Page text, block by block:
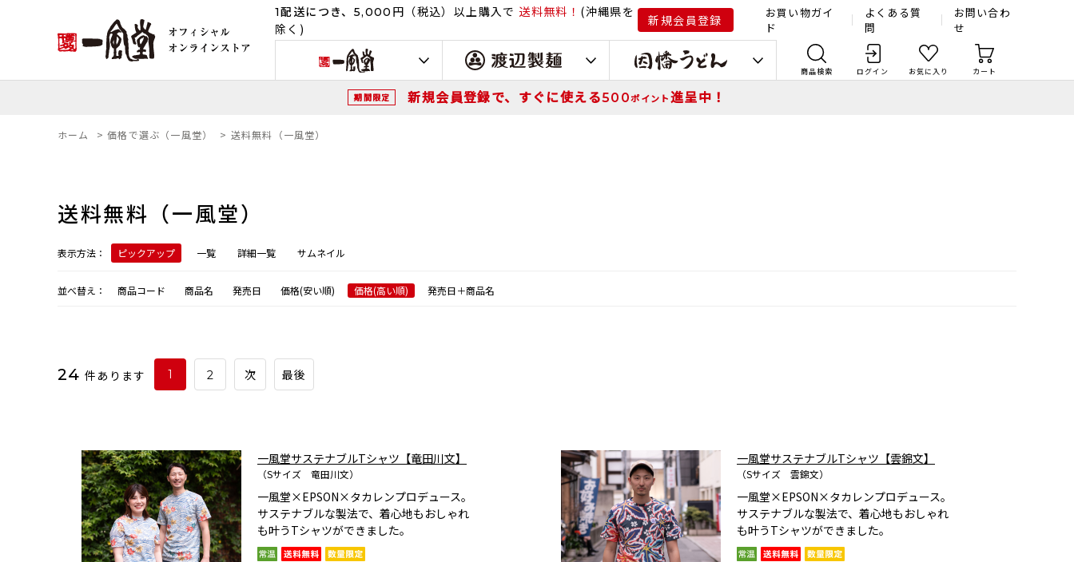
1配送につき、5,000 円（税込） 以上購入で 送料無料！ (沖縄県を
除く)
新規会員登録
お買い物ガイ
ド
よくある質
問
お問い合わ
せ
商品検索 ログイン お気に入り カート
期間限定 新規会員登録で、すぐに使える500ポイント進呈中！
ホーム >価格で選ぶ（一風堂） > 送料無料（一風堂）
送料無料（一風堂）
表示方法： ピックアップ 一覧 詳細一覧 サムネイル
並べ替え： 商品コード 商品名 発売日 価格(安い順) 価格(高い順) 発売日＋商品名
24 件あります 1 2 次 最後
一風堂サステナブルTシャツ【竜田川文】
（Sサイズ 竜田川文）
一風堂×EPSON×タカレンプロデュース。
サステナブルな製法で、着心地もおしゃれ
も叶うTシャツができました。
一風堂サステナブルTシャツ【雲錦文】
（Sサイズ 雲錦文）
一風堂×EPSON×タカレンプロデュース。
サステナブルな製法で、着心地もおしゃれ
も叶うTシャツができました。